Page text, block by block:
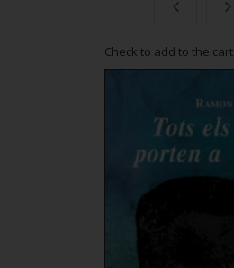
Check to add to the cart